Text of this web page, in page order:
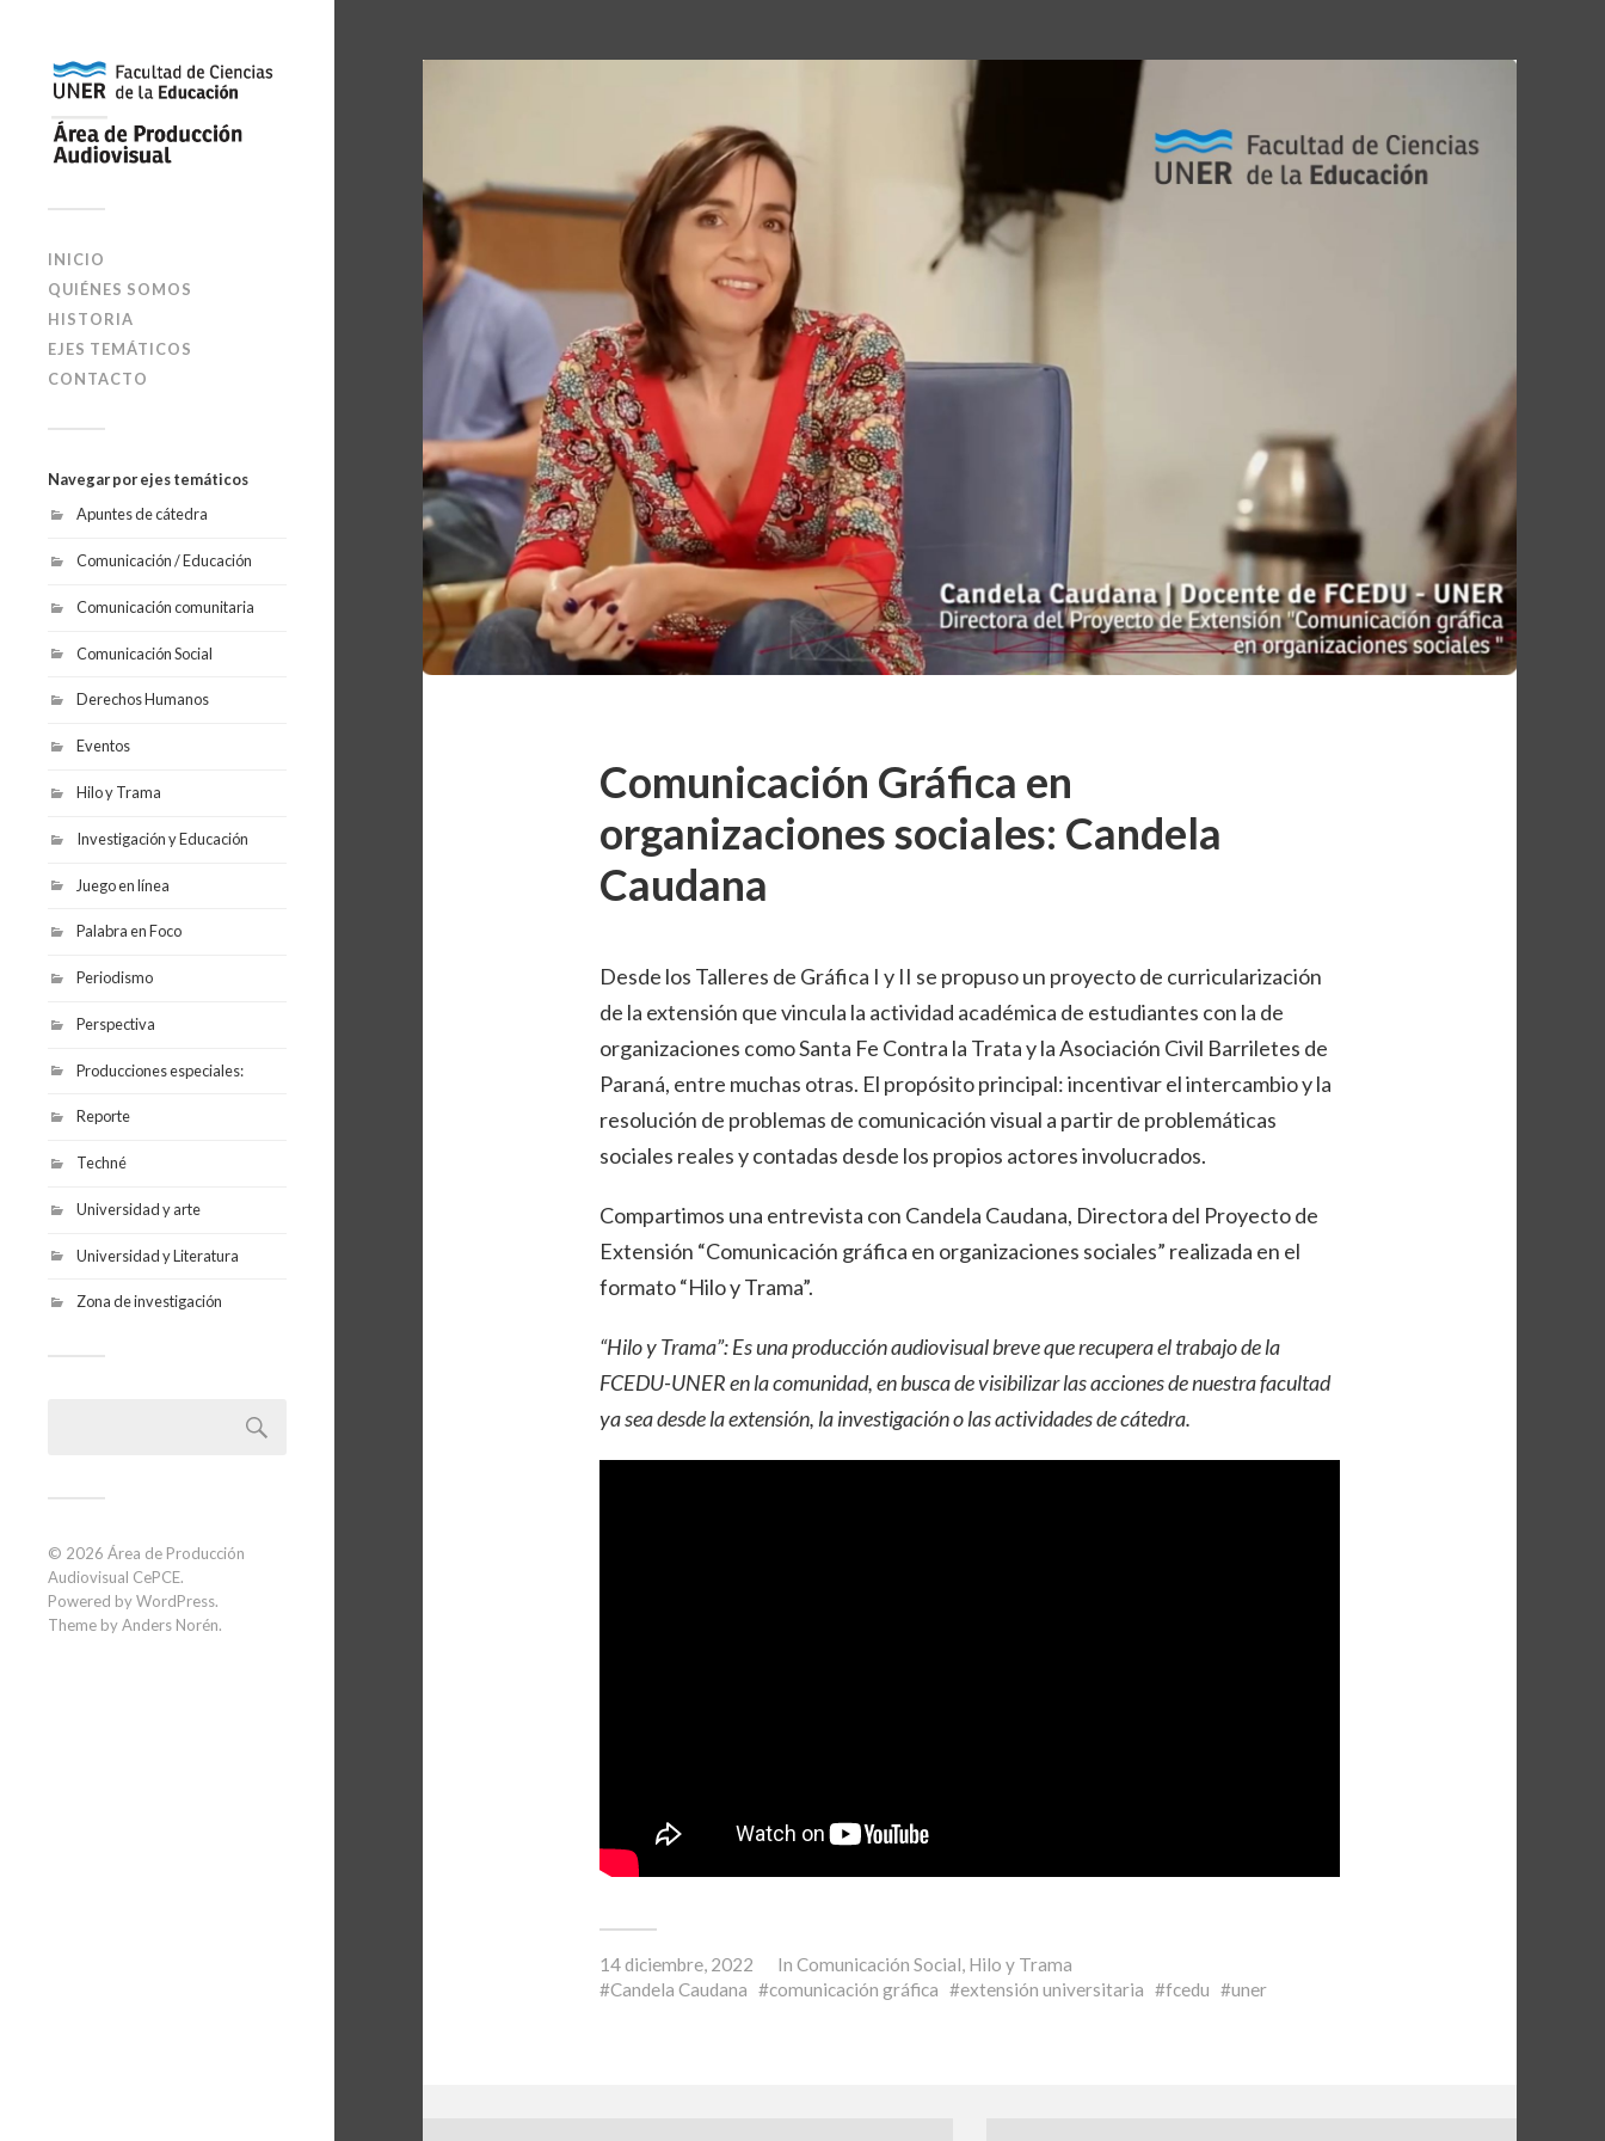
INICIO
QUIÉNES SOMOS
HISTORIA
EJES TEMÁTICOS
CONTACTO
Navegar por ejes temáticos
Apuntes de cátedra
Comunicación / Educación
Comunicación comunitaria
Comunicación Social
Derechos Humanos
Eventos
Hilo y Trama
Investigación y Educación
Juego en línea
Palabra en Foco
Periodismo
Perspectiva
Producciones especiales:
Reporte
Techné
Universidad y arte
Universidad y Literatura
Zona de investigación
© 2026 Área de Producción
Audiovisual CePCE.
Powered byWordPress.
Theme byAnders Norén.
Comunicación Gráfica en
organizaciones sociales: Candela
Caudana
Desde los Talleres de Gráfica I y II se propuso un proyecto de curricularización
de la extensión que vincula la actividad académica de estudiantes con la de
organizaciones como Santa Fe Contra la Trata y la Asociación Civil Barriletes de
Paraná, entre muchas otras. El propósito principal: incentivar el intercambio y la
resolución de problemas de comunicación visual a partir de problemáticas
sociales reales y contadas desde los propios actores involucrados.
Compartimos una entrevista con Candela Caudana, Directora del Proyecto de
Extensión “Comunicación gráfica en organizaciones sociales” realizada en el
formato “Hilo y Trama”.
“Hilo y Trama”: Es una producción audiovisual breve que recupera el trabajo de la
FCEDU-UNER en la comunidad, en busca de visibilizar las acciones de nuestra facultad
ya sea desde la extensión, la investigación o las actividades de cátedra.
14 diciembre, 2022 In Comunicación Social, Hilo y Trama
Candela Caudana
comunicación gráfica extensión universitaria fcedu uner